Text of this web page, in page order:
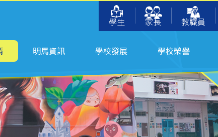
學生
家長 教職員
明馬資訊 學校發展 學校榮譽